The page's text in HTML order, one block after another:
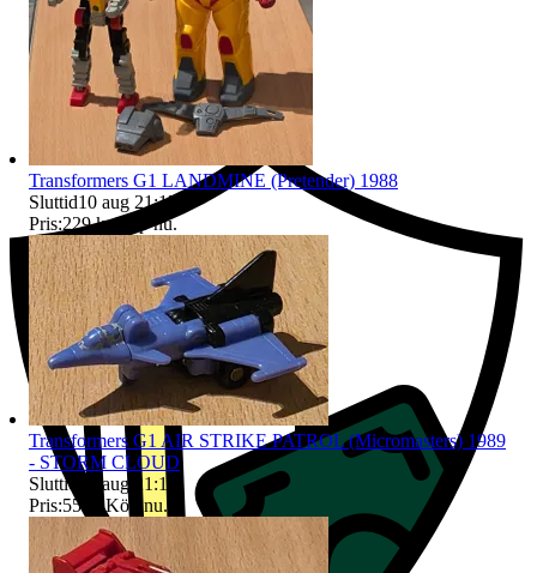
Ersättning om du inte får din vara
Transformers G1 LANDMINE (Pretender) 1988
Sluttid10 aug 21:15
Pris:229 kr,Köp nu.
Transformers G1 AIR STRIKE PATROL (Micromasters) 1989
- STORM CLOUD
Sluttid
10 aug 21:15
Pris:55 kr ,Köp nu.